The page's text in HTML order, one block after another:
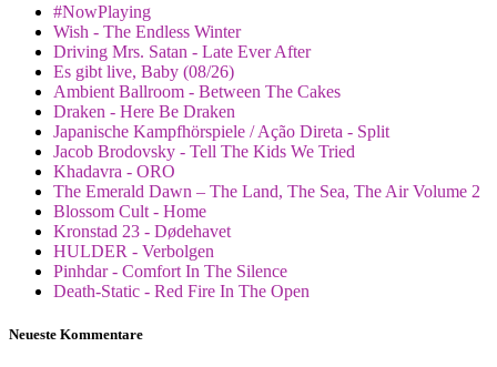
#NowPlaying
Wish - The Endless Winter
Driving Mrs. Satan - Late Ever After
Es gibt live, Baby (08/26)
Ambient Ballroom - Between The Cakes
Draken - Here Be Draken
Japanische Kampfhörspiele / Ação Direta - Split
Jacob Brodovsky - Tell The Kids We Tried
Khadavra - ORO
The Emerald Dawn – The Land, The Sea, The Air Volume 2
Blossom Cult - Home
Kronstad 23 - Dødehavet
HULDER - Verbolgen
Pinhdar - Comfort In The Silence
Death-Static - Red Fire In The Open
Neueste Kommentare